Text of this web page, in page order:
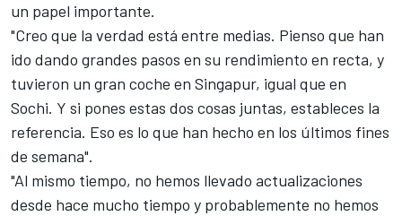
un papel importante.
"Creo que la verdad está entre medias. Pienso que han
ido dando grandes pasos en su rendimiento en recta, y
tuvieron un gran coche en Singapur, igual que en
Sochi. Y si pones estas dos cosas juntas, estableces la
referencia. Eso es lo que han hecho en los últimos fines
de semana".
"Al mismo tiempo, no hemos llevado actualizaciones
desde hace mucho tiempo y probablemente no hemos